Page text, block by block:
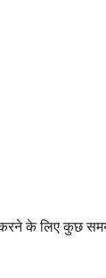
के लिए कुछ